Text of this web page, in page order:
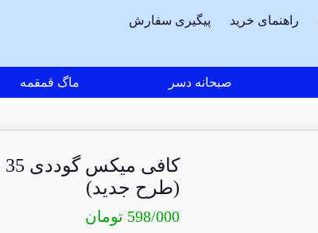
راهنمای خرید
پیگیری سفارش
صبحانه دسر ماگ قمقمه
(طرح جدید)
598/000 تومان